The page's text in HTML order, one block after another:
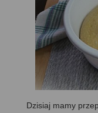
Dzisiaj mamy